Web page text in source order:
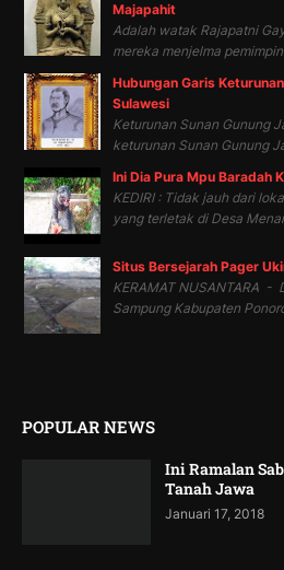
Majapahit
Adalah watak Rajapatni
mereka menjelma
Hubungan Garis
Sulawesi
Keturunan Sunan Gunung
keturunan Sunan Gunung
Ini Dia Pura Mpu Baradah
KEDIRI : Tidak jauh dari
yang terletak di Desa
Situs Bersejarah Pager
KERAMAT NUSANTARA -
Sampung Kabupaten
POPULAR NEWS
Ini Ramalan
Tanah Jawa
Januari 17, 2018